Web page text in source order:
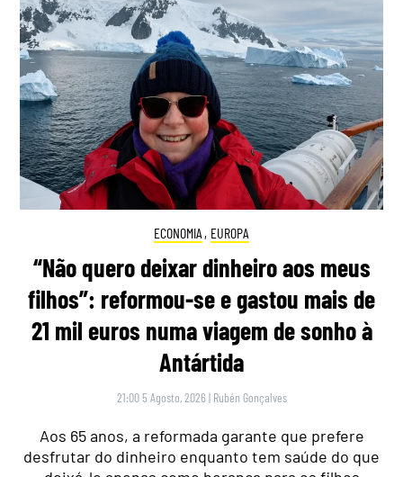
ECONOMIA , EUROPA
“Não quero deixar dinheiro aos meus
filhos”: reformou-se e gastou mais de
21 mil euros numa viagem de sonho à
Antártida
21:00 5 Agosto, 2026 | Rubén Gonçalves
Aos 65 anos, a reformada garante que prefere
desfrutar do dinheiro enquanto tem saúde do que